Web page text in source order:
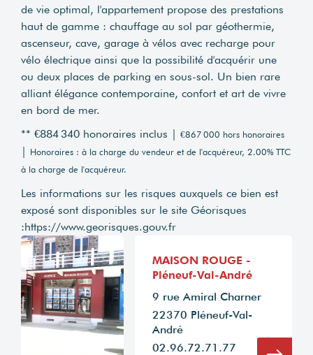
de vie optimal, l'appartement propose des prestations
haut de gamme : chauffage au sol par géothermie,
ascenseur, cave, garage à vélos avec recharge pour
vélo électrique ainsi que la possibilité d'acquérir une
ou deux places de parking en sous-sol. Un bien rare
alliant élégance contemporaine, confort et art de vivre
en bord de mer.
** €884 340 honoraires inclus | €867 000 hors honoraires
| Honoraires : à la charge du vendeur et de l'acquéreur, 2.00% TTC
à la charge de l'acquéreur.
Les informations sur les risques auxquels ce bien est
exposé sont disponibles sur le site Géorisques
:https://www.georisques.gouv.fr
MAISON ROUGE -
Pléneuf-Val-André
9 rue Amiral Charner
22370 Pléneuf-Val-
André
02.96.72.71.77